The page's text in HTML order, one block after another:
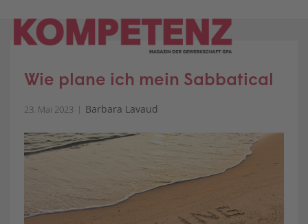
content
Wie plane ich mein Sabbatical
23. Mai 2023 Barbara Lavaud